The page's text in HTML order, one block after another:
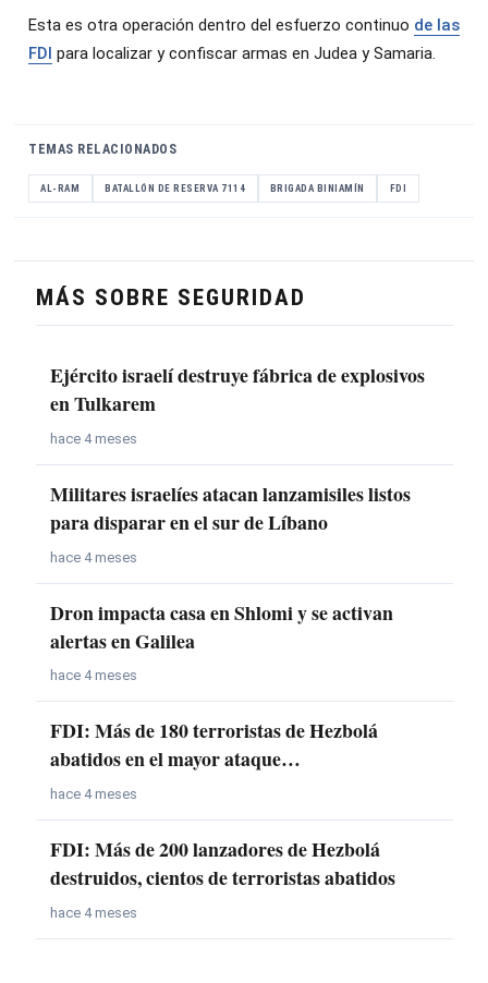
Esta es otra operación dentro del esfuerzo continuo de las
FDI para localizar y confiscar armas en Judea y Samaria.
TEMAS RELACIONADOS
AL-RAM BATALLÓN DE RESERVA 7114 BRIGADA BINIAMÍN FDI
MÁS SOBRE SEGURIDAD
Ejército israelí destruye fábrica de explosivos
en Tulkarem
hace 4 meses
Militares israelíes atacan lanzamisiles listos
para disparar en el sur de Líbano
hace 4 meses
Dron impacta casa en Shlomi y se activan
alertas en Galilea
hace 4 meses
FDI: Más de 180 terroristas de Hezbolá
abatidos en el mayor ataque…
hace 4 meses
FDI: Más de 200 lanzadores de Hezbolá
destruidos, cientos de terroristas abatidos
hace 4 meses